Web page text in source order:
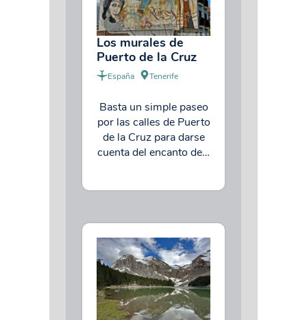
Los murales de
Puerto de la Cruz
España Tenerife
Basta un simple paseo
por las calles de Puerto
de la Cruz para darse
cuenta del encanto de…